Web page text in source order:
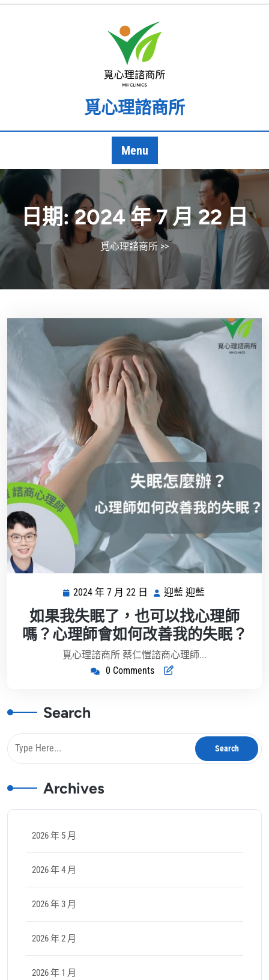
Skip
覓心理諮商所
Menu
日期:2024 年 7 月 22 日
覓心理諮商所 >>
2024 年 7 月 22 日
2024
年
7
月
22
日
迎藍 迎藍
藍
迎
藍
如果我失眠了，也可以找心理師
嗎？心理師會如何改善我的失眠？
覓心理諮商所 蔡仁愷諮商心理師...
0 Comments
Search
Archives
2026 年 5 月
2026 年 4 月
2026 年 3 月
2026 年 2 月
2026 年 1 月